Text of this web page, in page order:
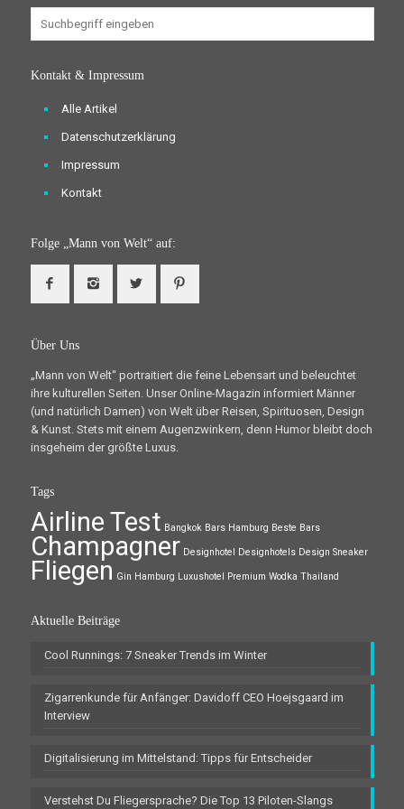
Kontakt & Impressum
Alle Artikel
Datenschutzerklärung
Impressum
Kontakt
Folge „Mann von Welt“ auf:
Über Uns
„Mann von Welt“ portraitiert die feine Lebensart und beleuchtet
ihre kulturellen Seiten. Unser Online-Magazin informiert Männer
(und natürlich Damen) von Welt über Reisen, Spirituosen, Design
& Kunst. Stets mit einem Augenzwinkern, denn Humor bleibt doch
insgeheim der größte Luxus.
Tags
Airline Test Bangkok Bars Hamburg Beste Bars
Champagner Designhotel Designhotels Design Sneaker
Fliegen Gin Hamburg Luxushotel Premium Wodka Thailand
Aktuelle Beiträge
Cool Runnings: 7 Sneaker Trends im Winter
Zigarrenkunde für Anfänger: Davidoff CEO Hoejsgaard im
Interview
Digitalisierung im Mittelstand: Tipps für Entscheider
Verstehst Du Fliegersprache? Die Top 13 Piloten-Slangs